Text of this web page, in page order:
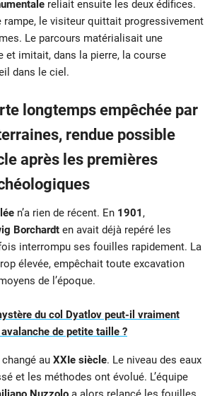
reliait ensuite les deux édifices.
rampe, le visiteur quittait progressivement
Le parcours matérialisait une
et imitait, dans la pierre, la course
dans le ciel.
longtemps empêchée par
rendue possible
après les premières
n’a rien de récent. En 1901 ,
Borchardt en avait déjà repéré les
interrompu ses fouilles rapidement. La
élevée, empêchait toute excavation
de l’époque.
du col Dyatlov peut-il vraiment
avalanche de petite taille ?
au XXIe siècle. Le niveau des eaux
et les méthodes ont évolué. L’équipe